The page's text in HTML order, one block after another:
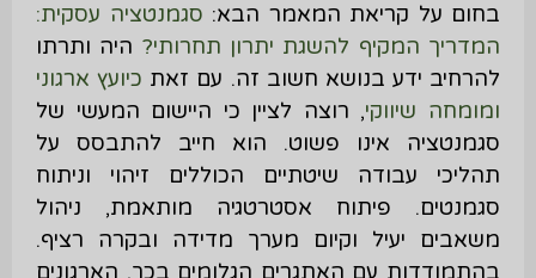
בחום על קריאת המאמר הבא: סגמנטציה עסקית:
המדריך המקיף להשגת יתרון תחרותי? היה ותרתו
להרחיב ידע בנושא חשוב זה. עם זאת כיועץ ארגוני
ומומחה שיווקי, רוצה לציין כי היישום המעשי של
סגמנטציה אינו פשוט. הוא חייב להתבסס על
תהליכי עבודה שיטתיים הכוללים זיהוי וניתוח
סגמנטים. פיתוח אסטרטגיה מותאמת, ניהול
משאבים יעיל וקיום מערך מדידה ובקרה רציף.
בהתמודדות עם האתגרים הגלומים בכך, הארגונים